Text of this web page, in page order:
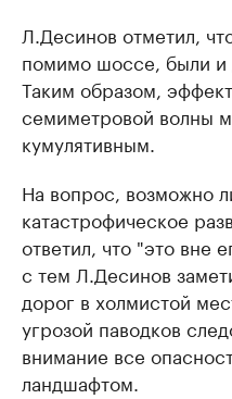
Л.Десинов отметил,
помимо шоссе, были и
Таким образом,
семиметровой волны
кумулятивным.
На вопрос, возможно
катастрофическое
ответил, что "это вне
с тем Л.Десинов
дорог в холмистой
угрозой паводков
внимание все
ландшафтом.